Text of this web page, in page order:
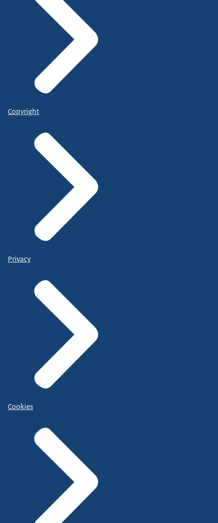
Copyright
Privacy
Cookies